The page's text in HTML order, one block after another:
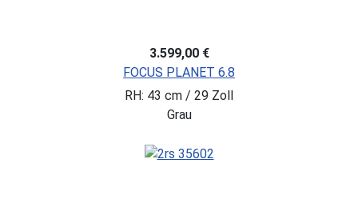
3.599,00 €
FOCUS PLANET 6.8
RH: 43 cm / 29 Zoll
Grau